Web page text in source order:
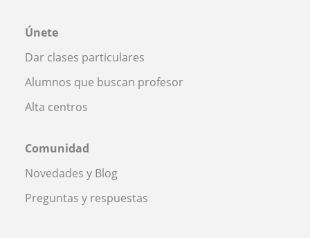
Únete
Dar clases particulares
Alumnos que buscan profesor
Alta centros
Comunidad
Novedades y Blog
Preguntas y respuestas